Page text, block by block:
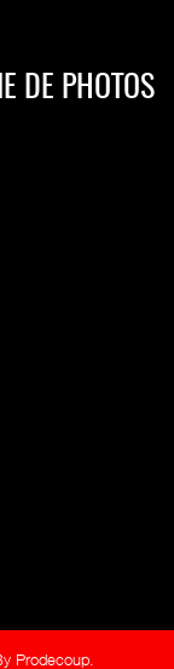
DE PHOTOS
Prodecoup.